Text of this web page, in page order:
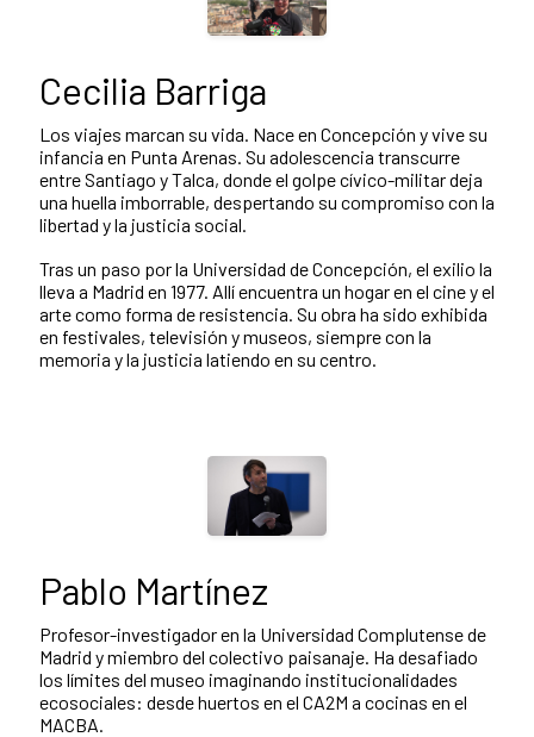
Cecilia Barriga
Los viajes marcan su vida. Nace en Concepción y vive su
infancia en Punta Arenas. Su adolescencia transcurre
entre Santiago y Talca, donde el golpe cívico-militar deja
una huella imborrable, despertando su compromiso con la
libertad y la justicia social.
Tras un paso por la Universidad de Concepción, el exilio la
lleva a Madrid en 1977. Allí encuentra un hogar en el cine y el
arte como forma de resistencia. Su obra ha sido exhibida
en festivales, televisión y museos, siempre con la
memoria y la justicia latiendo en su centro.
Pablo Martínez
Profesor-investigador en la Universidad Complutense de
Madrid y miembro del colectivo paisanaje. Ha desafiado
los límites del museo imaginando institucionalidades
ecosociales: desde huertos en el CA2M a cocinas en el
MACBA.